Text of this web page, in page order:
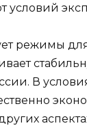
условий
режимы
В